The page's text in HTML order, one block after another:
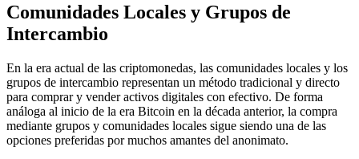
Comunidades Locales y Grupos de
Intercambio
En la era actual de las criptomonedas, las comunidades locales y los
grupos de intercambio representan un método tradicional y directo
para comprar y vender activos digitales con efectivo. De forma
análoga al inicio de la era Bitcoin en la década anterior, la compra
mediante grupos y comunidades locales sigue siendo una de las
opciones preferidas por muchos amantes del anonimato.